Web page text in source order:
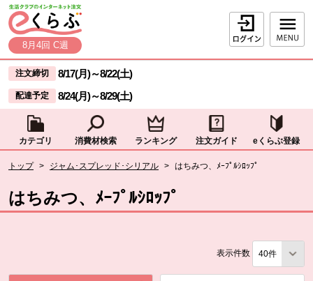
ページの先頭です。
本文へジャンプする。
8月4回 C週
ログイン
ここからサイト内共通メニューです。
サイト内共通メニューをスキップする
注文締切 8/17(月)～8/22(土)
配達予定 8/24(月)～8/29(土)
カテゴリ 消費材検索 ランキング 注文ガイド eくらぶ登録
トップ > ジャム･スプレッド･シリアル > はちみつ、ﾒｰﾌﾟﾙｼﾛｯﾌﾟ
はちみつ、ﾒｰﾌﾟﾙｼﾛｯﾌﾟ
表示件数